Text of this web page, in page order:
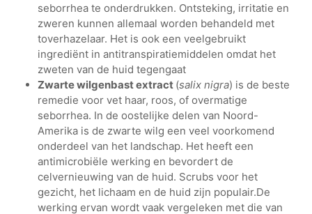
seborrhea te onderdrukken. Ontsteking, irritatie en
zweren kunnen allemaal worden behandeld met
toverhazelaar. Het is ook een veelgebruikt
ingrediënt in antitranspiratiemiddelen omdat het
zweten van de huid tegengaat
Zwarte wilgenbast extract (salix nigra) is de beste
remedie voor vet haar, roos, of overmatige
seborrhea. In de oostelijke delen van Noord-
Amerika is de zwarte wilg een veel voorkomend
onderdeel van het landschap. Het heeft een
antimicrobiële werking en bevordert de
celvernieuwing van de huid. Scrubs voor het
gezicht, het lichaam en de huid zijn populair.De
werking ervan wordt vaak vergeleken met die van